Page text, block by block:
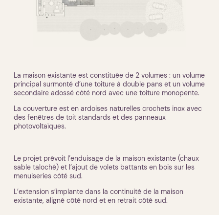
La maison existante est constituée de 2 volumes : un volume
principal surmonté d’une toiture à double pans et un volume
secondaire adossé côté nord avec une toiture monopente.
La couverture est en ardoises naturelles crochets inox avec
des fenêtres de toit standards et des panneaux
photovoltaïques.
Le projet prévoit l’enduisage de la maison existante (chaux
sable taloché) et l’ajout de volets battants en bois sur les
menuiseries côté sud.
L’extension s’implante dans la continuité de la maison
existante, aligné côté nord et en retrait côté sud.